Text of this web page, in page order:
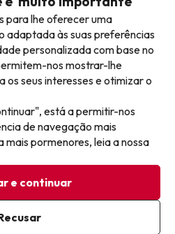
Jump2spain.com
para lhe oferecer uma
adaptada às suas preferências
personalizada com base no
nos mostrar-lhe
os seus interesses e otimizar o
está a permitir-nos
de navegação mais
pormenores, leia a nossa
e continuar